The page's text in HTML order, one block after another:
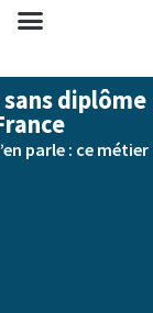
diplôme
parle : ce métier